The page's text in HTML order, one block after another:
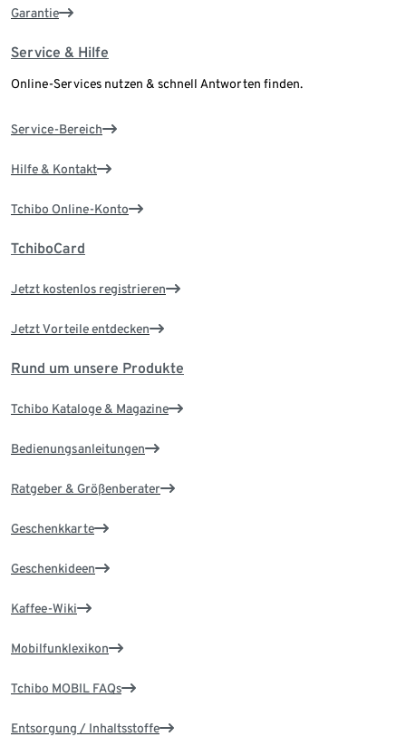
Garantie
Service & Hilfe
Online-Services nutzen & schnell Antworten finden.
Service-Bereich
Hilfe & Kontakt
Tchibo Online-Konto
TchiboCard
Jetzt kostenlos registrieren
Jetzt Vorteile entdecken
Rund um unsere Produkte
Tchibo Kataloge & Magazine
Bedienungsanleitungen
Ratgeber & Größenberater
Geschenkkarte
Geschenkideen
Kaffee-Wiki
Mobilfunklexikon
Tchibo MOBIL FAQs
Entsorgung / Inhaltsstoffe